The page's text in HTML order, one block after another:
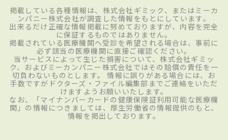
掲載している各種情報は、株式会社ギミック、またはミーカ
ンパニー株式会社が調査した情報をもとにしています。
出来るだけ正確な情報掲載に努めておりますが、内容を完全
に保証するものではありません。
掲載されている医療機関へ受診を希望される場合は、事前に
必ず該当の医療機関に直接ご確認ください。
当サービスによって生じた損害について、株式会社ギミッ
ク、およびミーカンパニー株式会社ではその賠償の責任を一
切負わないものとします。 情報に誤りがある場合には、お
手数ですがドクターズ・ファイル編集部までご連絡をいただ
けますようお願いいたします。
なお、「マイナンバーカードの健康保険証利用可能な医療機
関」の情報につきましては、厚生労働省の情報提供のもと、
情報を掲出しております。